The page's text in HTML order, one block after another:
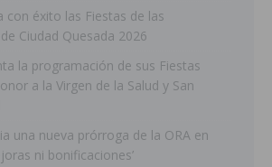
con éxito las Fiestas de las
Ciudad Quesada 2026
la programación de sus Fiestas
a la Virgen de la Salud y San
una nueva prórroga de la ORA en
ni bonificaciones’